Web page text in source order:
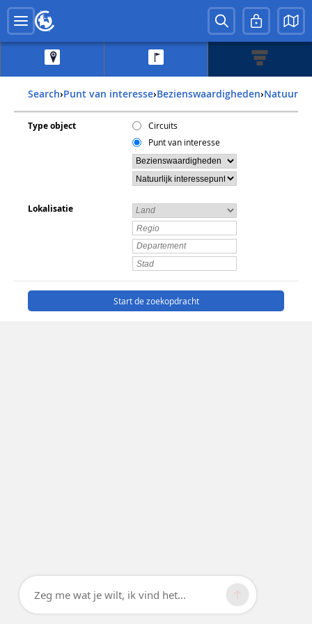
Search› Punt van interesse› Bezienswaardigheden›
Type object
Circuits
Punt van interesse
Lokalisatie
Zeg me wat je wilt, ik vind het...